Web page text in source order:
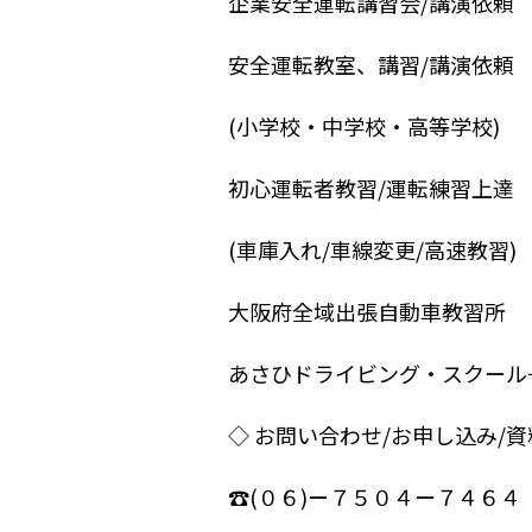
安全運転教室、講習/講演依頼
(小学校・中学校・高等学校)
初心運転者教習/運転練習上達
(車庫入れ/車線変更/高速教習)
大阪府全域出張自動車教習所
あさひドライビング・スクー
◇ お問い合わせ/お申し込み/資
☎︎(０６)ー７５０４ー７４６４